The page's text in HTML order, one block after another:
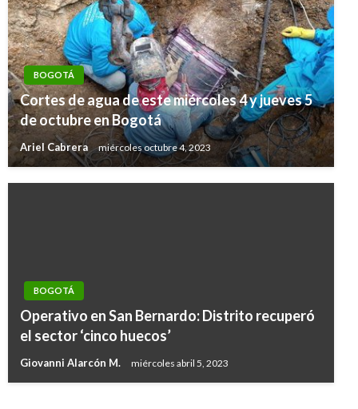
BOGOTÁ
Cortes de agua de este miércoles 4 y jueves 5
de octubre en Bogotá
Ariel Cabrera miércoles octubre 4, 2023
BOGOTÁ
Operativo en San Bernardo: Distrito recuperó
el sector ‘cinco huecos’
Giovanni Alarcón M. miércoles abril 5, 2023
Desde Concejo se quejan por «pésimo»